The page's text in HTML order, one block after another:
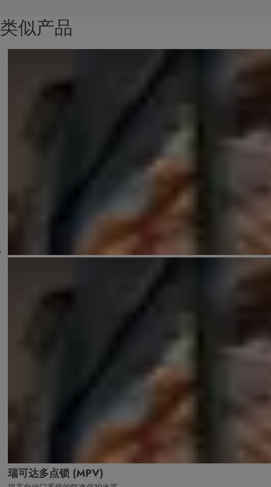
类似产品
瑞可达多点锁 (MPV)